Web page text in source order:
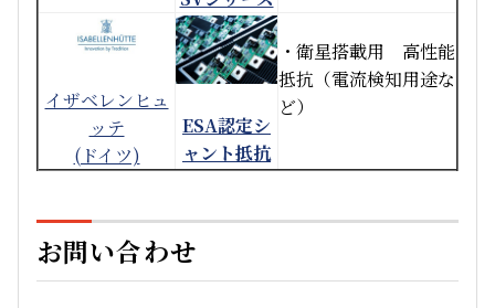
イザベレンヒュ
ッテ
(ドイツ)
ESA認定シ
ャント抵抗
・衛星搭載用 高性能
抵抗（電流検知用途な
ど）
お問い合わせ